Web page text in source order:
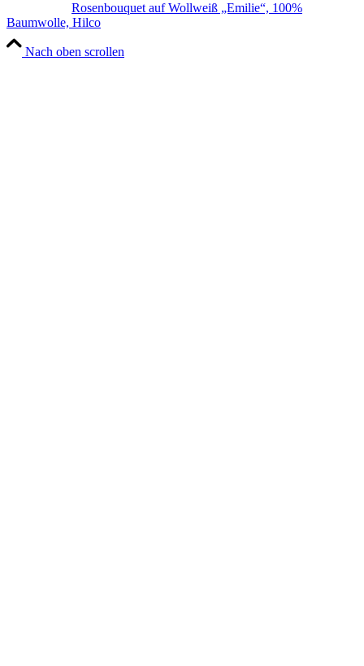
Rosenbouquet auf Wollweiß „Emilie“, 100%
Baumwolle, Hilco
Nach oben scrollen